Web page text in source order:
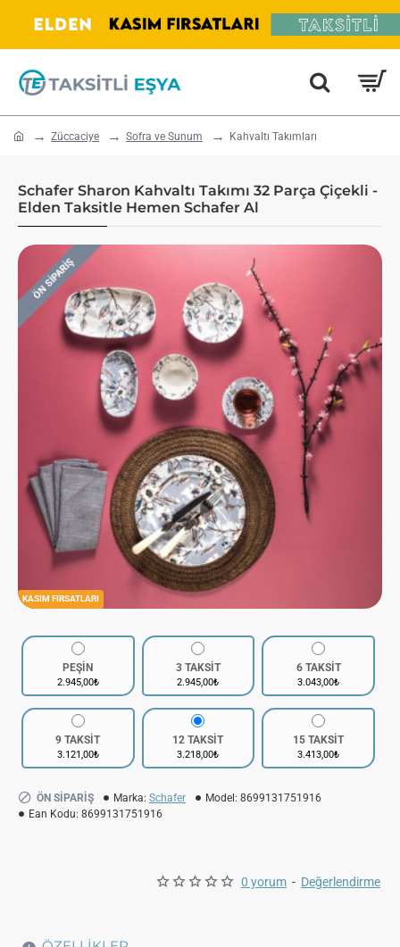
home Züccaciye Sofra ve Sunum Kahvaltı Takımları
Schafer Sharon Kahvaltı Takımı 32 Parça Çiçekli -
Elden Taksitle Hemen Schafer Al
KASIM FIRSATLARI
ÖN SIPARIŞ
0 yorum - Değerlendirme
PEŞİN
2.945,00₺
3 TAKSİT
2.945,00₺
6 TAKSİT
3.043,00₺
9 TAKSİT
3.121,00₺
12 TAKSİT
3.218,00₺
15 TAKSİT
3.413,00₺
ÖN SIPARIŞ Marka: Schafer Model: 8699131751916
Ean Kodu: 8699131751916